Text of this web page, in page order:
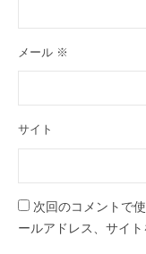
メール ※
サイト
次回のコメントで
ールアドレス、サイト